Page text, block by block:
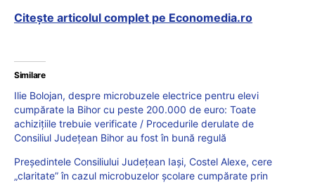
Citește articolul complet pe Economedia.ro
Similare
Ilie Bolojan, despre microbuzele electrice pentru elevi
cumpărate la Bihor cu peste 200.000 de euro: Toate
achizițiile trebuie verificate / Procedurile derulate de
Consiliul Județean Bihor au fost în bună regulă
Președintele Consiliului Județean Iași, Costel Alexe, cere
„claritate” în cazul microbuzelor școlare cumpărate prin